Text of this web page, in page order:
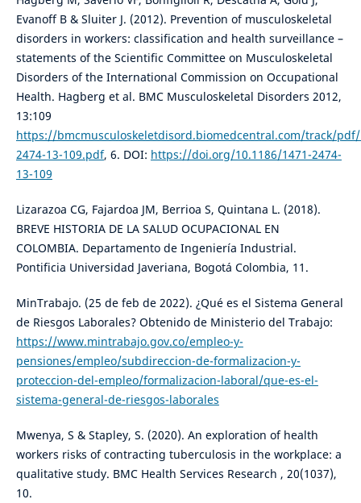
Evanoff B & Sluiter J. (2012). Prevention of musculoskeletal
disorders in workers: classification and health surveillance –
statements of the Scientific Committee on Musculoskeletal
Disorders of the International Commission on Occupational
Health. Hagberg et al. BMC Musculoskeletal Disorders 2012,
13:109
https://bmcmusculoskeletdisord.biomedcentral.com/track/pdf/
2474-13-109.pdf, 6. DOI: https://doi.org/10.1186/1471-2474-
13-109
Lizarazoa CG, Fajardoa JM, Berrioa S, Quintana L. (2018).
BREVE HISTORIA DE LA SALUD OCUPACIONAL EN
COLOMBIA. Departamento de Ingeniería Industrial.
Pontificia Universidad Javeriana, Bogotá Colombia, 11.
MinTrabajo. (25 de feb de 2022). ¿Qué es el Sistema General
de Riesgos Laborales? Obtenido de Ministerio del Trabajo:
https://www.mintrabajo.gov.co/empleo-y-
pensiones/empleo/subdireccion-de-formalizacion-y-
proteccion-del-empleo/formalizacion-laboral/que-es-el-
sistema-general-de-riesgos-laborales
Mwenya, S & Stapley, S. (2020). An exploration of health
workers risks of contracting tuberculosis in the workplace: a
qualitative study. BMC Health Services Research , 20(1037),
10.